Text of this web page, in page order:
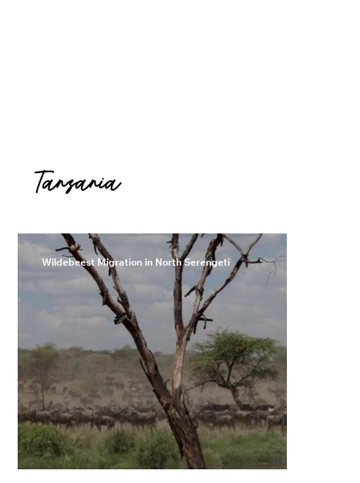
Tanzania
Wildebeest Migration in North Serengeti